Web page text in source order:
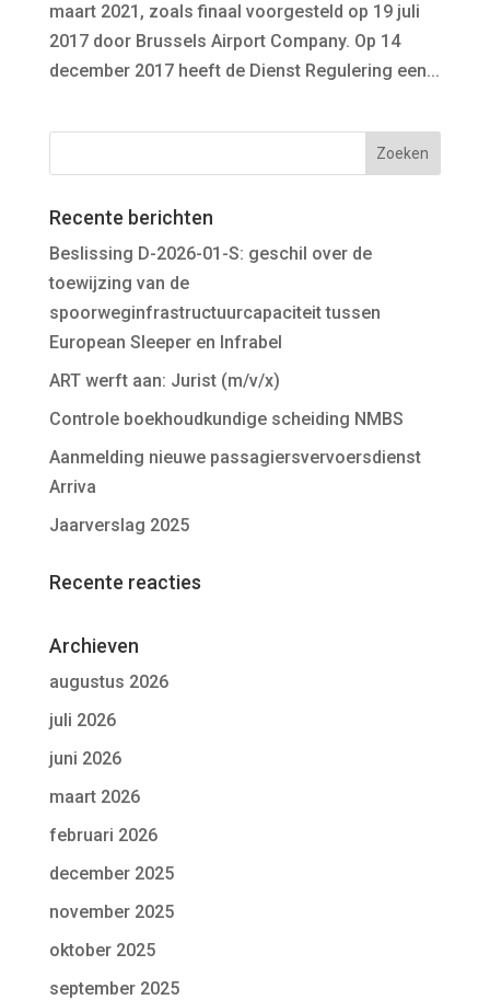
maart 2021, zoals finaal voorgesteld op 19 juli
2017 door Brussels Airport Company. Op 14
december 2017 heeft de Dienst Regulering een...
Recente berichten
Beslissing D-2026-01-S: geschil over de
toewijzing van de
spoorweginfrastructuurcapaciteit tussen
European Sleeper en Infrabel
ART werft aan: Jurist (m/v/x)
Controle boekhoudkundige scheiding NMBS
Aanmelding nieuwe passagiersvervoersdienst
Arriva
Jaarverslag 2025
Recente reacties
Archieven
augustus 2026
juli 2026
juni 2026
maart 2026
februari 2026
december 2025
november 2025
oktober 2025
september 2025